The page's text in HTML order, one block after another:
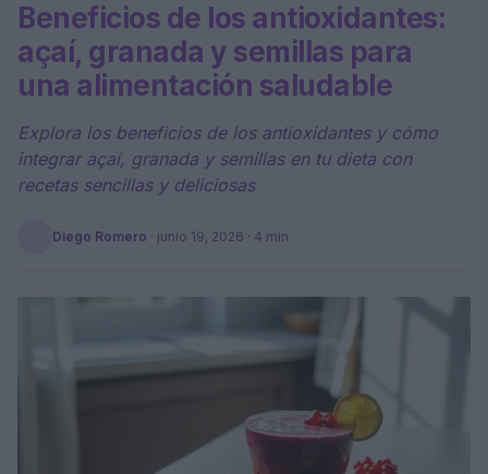
Beneficios de los antioxidantes:
açaí, granada y semillas para
una alimentación saludable
Explora los beneficios de los antioxidantes y cómo
integrar açaí, granada y semillas en tu dieta con
recetas sencillas y deliciosas
Diego Romero · junio 19, 2026 · 4 min